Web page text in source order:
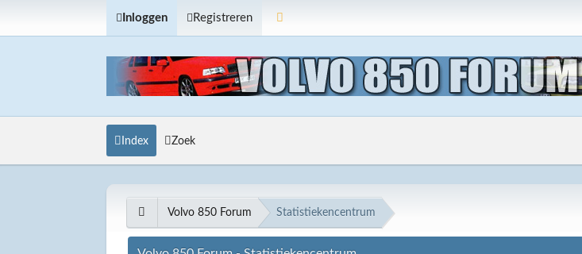
Inloggen Registreren
Index Zoek
Volvo 850 Forum Statistiekencentrum